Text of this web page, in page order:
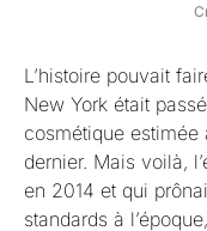
L’histoire pouvait
New York était
cosmétique
dernier. Mais voilà,
en 2014 et qui
standards à